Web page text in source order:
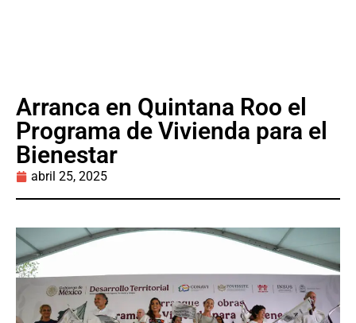
Arranca en Quintana Roo el
Programa de Vivienda para el
Bienestar
abril 25, 2025